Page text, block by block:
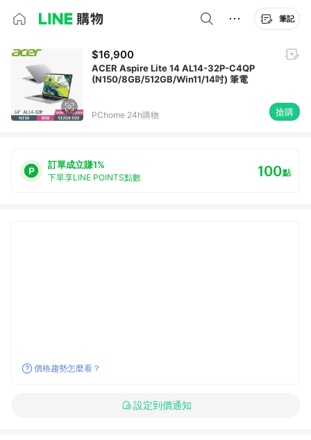
筆記
$16,900
ACER Aspire Lite 14 AL14-32P-C4QP
(N150/8GB/512GB/Win11/14吋) 筆電
PChome 24h購物 搶購
訂單成立賺1%
下單享LINE POINTS點數 100點
價格趨勢怎麼看？
設定到價通知